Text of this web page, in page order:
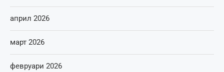
април 2026
март 2026
февруари 2026